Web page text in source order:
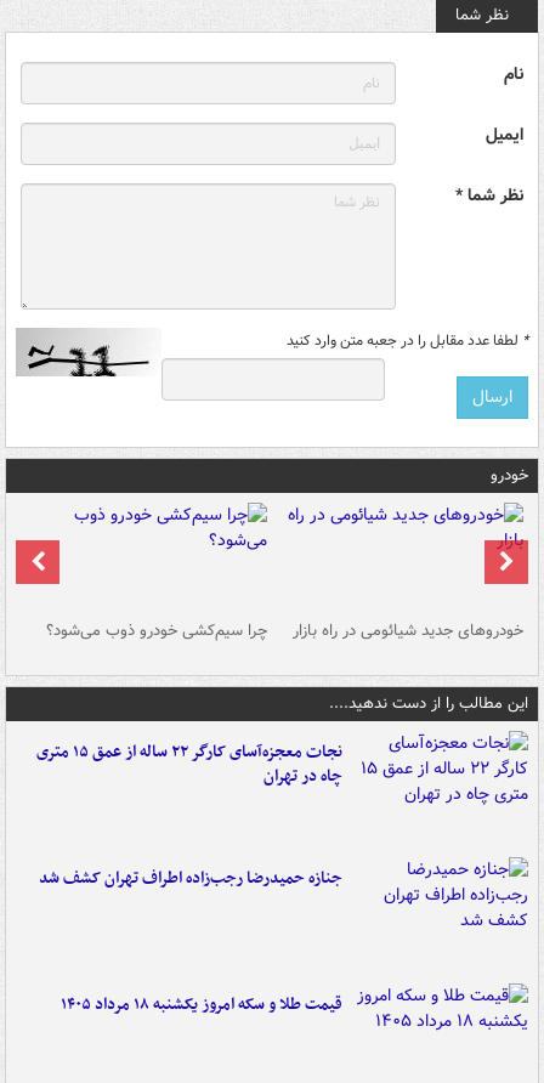
نظر شما
نام
ایمیل
نظر شما *
* لطفا عدد مقابل را در جعبه متن وارد کنید
خودرو
خودروهای جدید شیائومی در راه بازار چرا سیم‌کشی خودرو ذوب می‌شود؟
این مطالب را از دست ندهید....
نجات معجزه‌آسای کارگر ۲۲ ساله از عمق ۱۵ متری
چاه در تهران
جنازه حمیدرضا رجب‌زاده اطراف تهران کشف شد
قیمت طلا و سکه امروز یکشنبه ۱۸ مرداد ۱۴۰۵